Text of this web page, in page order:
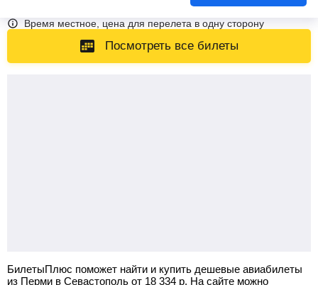
Время местное, цена для перелета в одну сторону
Посмотреть все билеты
БилетыПлюс поможет найти и купить дешевые авиабилеты
из Перми в Севастополь от 18 334 р. На сайте можно